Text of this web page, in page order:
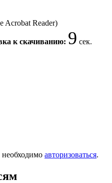
Acrobat Reader)
к скачиванию: 9 сек.
авторизоваться.